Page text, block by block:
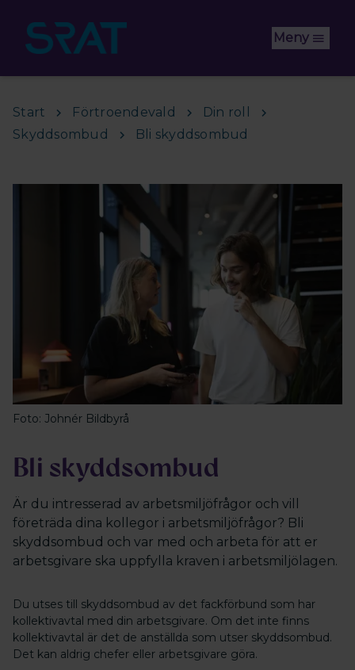
Meny
Start Förtroendevald
Din roll
Skyddsombud
Bli skyddsombud
Foto: Johnér Bildbyrå
Bli skyddsombud
Är du intresserad av arbetsmiljöfrågor och vill
företräda dina kollegor i arbetsmiljöfrågor? Bli
skyddsombud och var med och arbeta för att er
arbetsgivare ska uppfylla kraven i arbetsmiljölagen.
Du utses till skyddsombud av det fackförbund som har
kollektivavtal med din arbetsgivare. Om det inte finns
kollektivavtal är det de anställda som utser skyddsombud.
Det kan aldrig chefer eller arbetsgivare göra.